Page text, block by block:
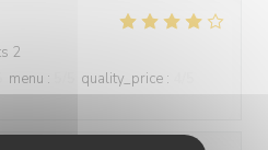
2
menu : quality_price :